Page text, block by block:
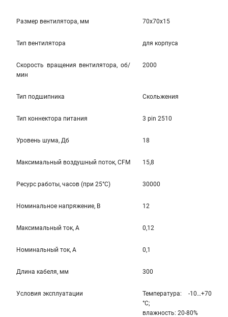
Размер вентилятора, мм 70x70x15
Тип вентилятора для корпуса
Скорость вращения вентилятора, об/
мин
2000
Тип подшипника Скольжения
Тип коннектора питания 3 pin 2510
Уровень шума, Дб 18
Максимальный воздушный поток, CFM 15,8
Ресурс работы, часов (при 25°C) 30000
Номинальное напряжение, В 12
Максимальный ток, А 0,12
Номинальный ток, А 0,1
Длина кабеля, мм 300
Условия эксплуатации
Температура: -10…+70
°С;
влажность: 20-80%